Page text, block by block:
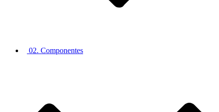
02. Componentes